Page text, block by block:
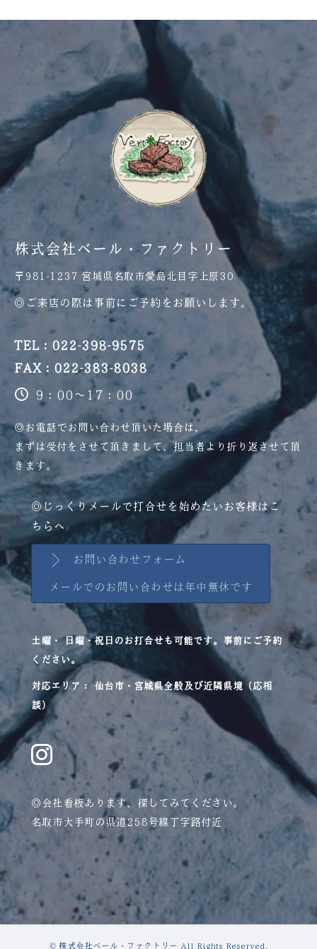
株式会社ベール・ファクトリー
〒981-1237 宮城県名取市愛島北目字上原30
◎ご来店の際は事前にご予約をお願いします。
TEL：022-398-9575
FAX：022-383-8038
9：00～17：00
◎お電話でお問い合わせ頂いた場合は、
まずは受付をさせて頂きまして、担当者より折り返させて頂
きます。
◎じっくりメールで打合せを始めたいお客様はこ
ちらへ
お問い合わせフォーム
メールでのお問い合わせは年中無休です
土曜・ 日曜・祝日のお打合せも可能です。事前にご予約
ください。
対応エリア： 仙台市・宮城県全般及び近隣県境（応相
談）
◎会社看板あります、探してみてください。
名取市大手町の県道258号線丁字路付近
© 株式会社ベール・ファクトリー All Rights Reserved.